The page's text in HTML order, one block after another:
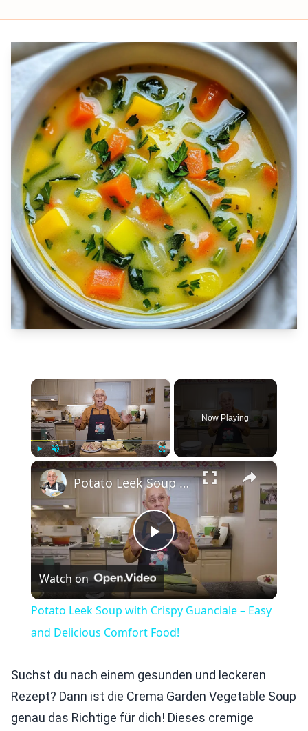
×
Unmute Fullscreen
Now Playing
×
Play
Video
Potato Leek Soup with Crispy Guanciale – Easy and Delicious Comfort Food!
Watch on
Potato Leek Soup with Crispy Guanciale – Easy
and Delicious Comfort Food!
Suchst du nach einem gesunden und leckeren
Rezept? Dann ist die Crema Garden Vegetable Soup
genau das Richtige für dich! Dieses cremige